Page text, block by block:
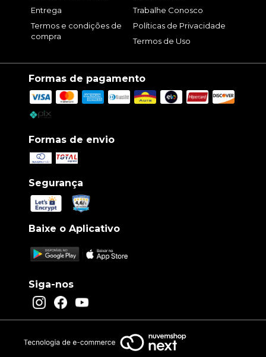
Entrega
Termos e condições de
compra
Trabalhe Conosco
Políticas de Privacidade
Termos de Uso
Formas de pagamento
Formas de envio
Segurança
Baixe o Aplicativo
Siga-nos